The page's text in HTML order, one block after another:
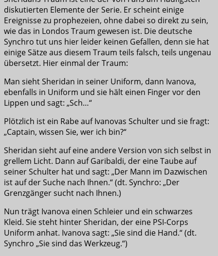
diskutierten Elemente der Serie. Er scheint einige
Ereignisse zu prophezeien, ohne dabei so direkt zu sein,
wie das in Londos Traum gewesen ist. Die deutsche
Synchro tut uns hier leider keinen Gefallen, denn sie hat
einige Sätze aus diesem Traum teils falsch, teils ungenau
übersetzt. Hier einmal der Traum:
Man sieht Sheridan in seiner Uniform, dann Ivanova,
ebenfalls in Uniform und sie hält einen Finger vor den
Lippen und sagt: „Sch…“
Plötzlich ist ein Rabe auf Ivanovas Schulter und sie fragt:
„Captain, wissen Sie, wer ich bin?“
Sheridan sieht auf eine andere Version von sich selbst in
grellem Licht. Dann auf Garibaldi, der eine Taube auf
seiner Schulter hat und sagt: „Der Mann im Dazwischen
ist auf der Suche nach Ihnen.“ (dt. Synchro: „Der
Grenzgänger sucht nach Ihnen.)
Nun trägt Ivanova einen Schleier und ein schwarzes
Kleid. Sie steht hinter Sheridan, der eine PSI-Corps
Uniform anhat. Ivanova sagt: „Sie sind die Hand.“ (dt.
Synchro „Sie sind das Werkzeug.“)